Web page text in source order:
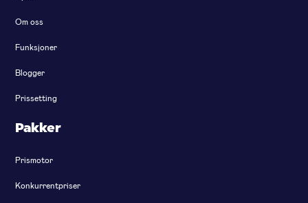
Om oss
Funksjoner
Blogger
Prissetting
Pakker
Prismotor
Konkurrentpriser